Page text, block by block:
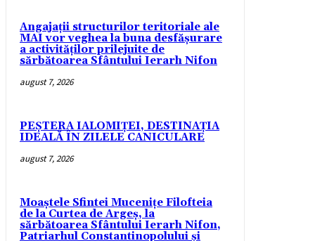
Angajații structurilor teritoriale ale
MAI vor veghea la buna desfășurare
a activităților prilejuite de
sărbătoarea Sfântului Ierarh Nifon
august 7, 2026
PEȘTERA IALOMIȚEI, DESTINAȚIA
IDEALĂ ÎN ZILELE CANICULARE
august 7, 2026
Moaștele Sfintei Mucenițe Filofteia
de la Curtea de Argeș, la
sărbătoarea Sfântului Ierarh Nifon,
Patriarhul Constantinopolului și